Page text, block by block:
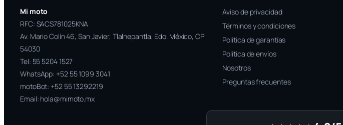
Mi moto
RFC: SACS781025KNA
Av. Mario Colín 46, San Javier, Tlalnepantla, Edo. México, CP
54030
Tel: 55 5204 1527
WhatsApp: +52 55 1099 3041
motoBot: +52 55 13292219
Email: hola@mimoto.mx
Aviso de privacidad
Términos y condiciones
Política de garantías
Política de envíos
Nosotros
Preguntas frecuentes